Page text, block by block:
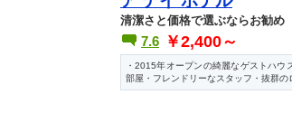
清潔さと価格で選ぶならお勧め
7.6 ￥2,400～
・2015年オープンの綺麗なゲストハウ
部屋・フレンドリーなスタッフ・抜群の